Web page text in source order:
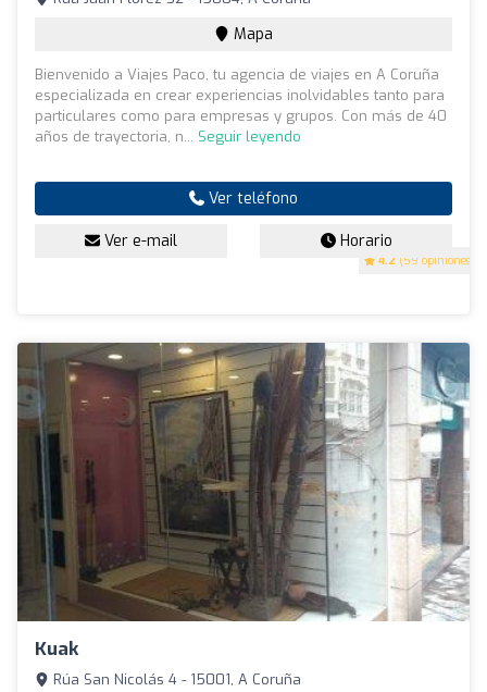
4.2 (59 opiniones)
Mapa
Bienvenido a Viajes Paco, tu agencia de viajes en A Coruña
especializada en crear experiencias inolvidables tanto para
particulares como para empresas y grupos. Con más de 40
años de trayectoria, n... Seguir leyendo
Ver teléfono
Ver e-mail Horario
Kuak
Rúa San Nicolás 4 - 15001, A Coruña